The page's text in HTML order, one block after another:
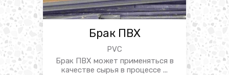
Брак ПВХ
PVC
Брак ПВХ может применяться в
качестве сырья в процессе ...